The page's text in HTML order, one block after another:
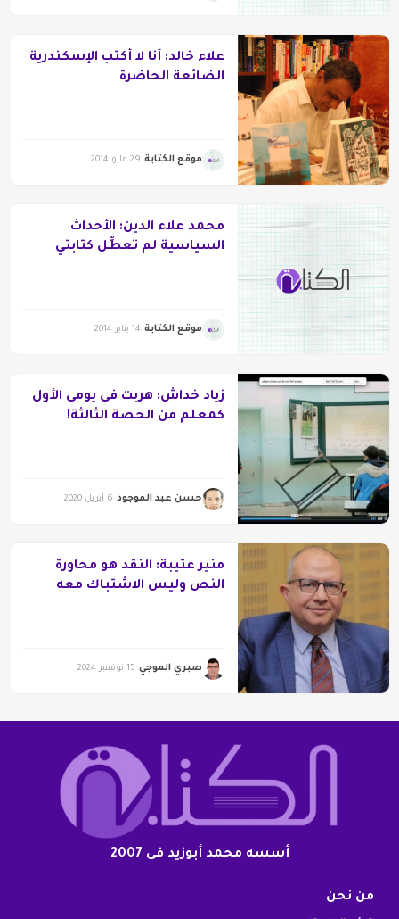
علاء خالد: أنا لا أكتب الإسكندرية
الضائعة الحاضرة
موقع الكتابة 29 مايو 2014
محمد علاء الدين: الأحداث
السياسية لم تعطِّل كتابتي
موقع الكتابة 14 يناير 2014
زياد خداش: هربت فى يومى الأول
كمعلم من الحصة الثالثة!
حسن عبد الموجود 6 أبريل 2020
منير عتيبة: النقد هو محاورة
النص وليس الاشتباك معه
صبري الموجي 15 نوفمبر 2024
أسسه محمد أبوزيد فى 2007
من نحن